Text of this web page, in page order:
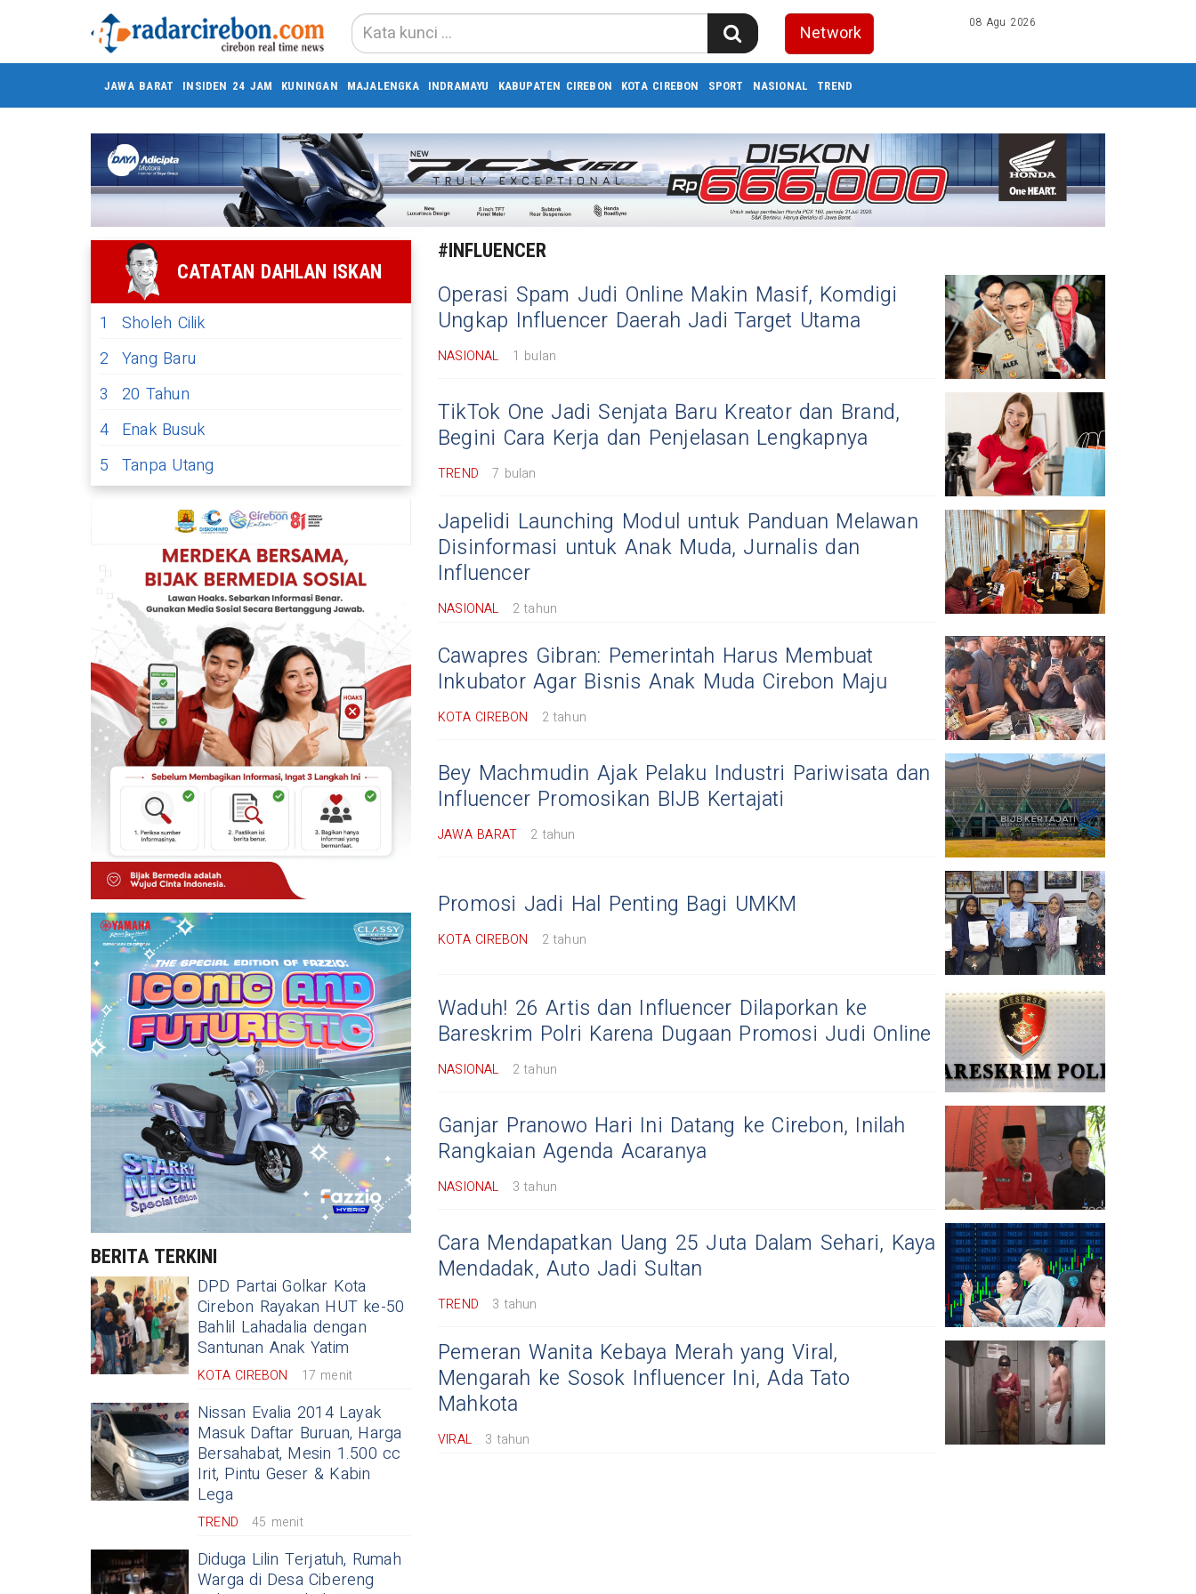
Network 08 Agu 2026
JAWA BARAT INSIDEN 24 JAM KUNINGAN MAJALENGKA INDRAMAYU KABUPATEN CIREBON KOTA CIREBON SPORT NASIONAL TREND
CATATAN DAHLAN ISKAN
1
Sholeh Cilik
2 Yang Baru
3
20 Tahun
4 Enak Busuk
5 Tanpa Utang
BERITA TERKINI
DPD Partai Golkar Kota
Cirebon Rayakan HUT ke-50
Bahlil Lahadalia dengan
Santunan Anak Yatim
KOTA CIREBON 17 menit
Nissan Evalia 2014 Layak
Masuk Daftar Buruan, Harga
Bersahabat, Mesin 1.500 cc
Irit, Pintu Geser & Kabin
Lega
TREND 45 menit
Diduga Lilin Terjatuh, Rumah
Warga di Desa Cibereng
#INFLUENCER
Operasi Spam Judi Online Makin Masif, Komdigi
Ungkap Influencer Daerah Jadi Target Utama
NASIONAL 1 bulan
TikTok One Jadi Senjata Baru Kreator dan Brand,
Begini Cara Kerja dan Penjelasan Lengkapnya
TREND 7 bulan
Japelidi Launching Modul untuk Panduan Melawan
Disinformasi untuk Anak Muda, Jurnalis dan
Influencer
NASIONAL 2 tahun
Cawapres Gibran: Pemerintah Harus Membuat
Inkubator Agar Bisnis Anak Muda Cirebon Maju
KOTA CIREBON 2 tahun
Bey Machmudin Ajak Pelaku Industri Pariwisata dan
Influencer Promosikan BIJB Kertajati
JAWA BARAT 2 tahun
Promosi Jadi Hal Penting Bagi UMKM
KOTA CIREBON 2 tahun
Waduh! 26 Artis dan Influencer Dilaporkan ke
Bareskrim Polri Karena Dugaan Promosi Judi Online
NASIONAL 2 tahun
Ganjar Pranowo Hari Ini Datang ke Cirebon, Inilah
Rangkaian Agenda Acaranya
NASIONAL 3 tahun
Cara Mendapatkan Uang 25 Juta Dalam Sehari, Kaya
Mendadak, Auto Jadi Sultan
TREND 3 tahun
Pemeran Wanita Kebaya Merah yang Viral,
Mengarah ke Sosok Influencer Ini, Ada Tato
Mahkota
VIRAL 3 tahun